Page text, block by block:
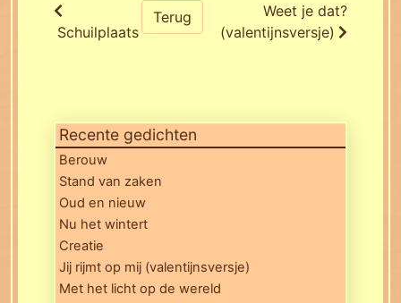
Recente gedichten
Berouw
Stand van zaken
Oud en nieuw
Nu het wintert
Creatie
Jij rijmt op mij (valentijnsversje)
Met het licht op de wereld
Schuilplaats
Terug
Weet je dat?
(valentijnsversje)